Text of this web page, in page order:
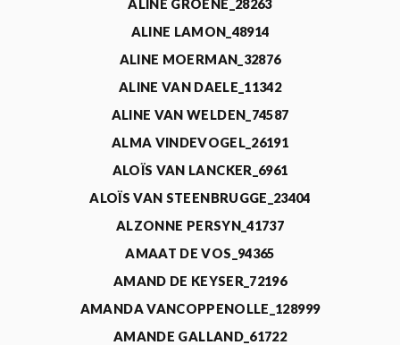
ALINE GROENÉ_28263
ALINE LAMON_48914
ALINE MOERMAN_32876
ALINE VAN DAELE_11342
ALINE VAN WELDEN_74587
ALMA VINDEVOGEL_26191
ALOÏS VAN LANCKER_6961
ALOÏS VAN STEENBRUGGE_23404
ALZONNE PERSYN_41737
AMAAT DE VOS_94365
AMAND DE KEYSER_72196
AMANDA VANCOPPENOLLE_128999
AMANDE GALLAND_61722